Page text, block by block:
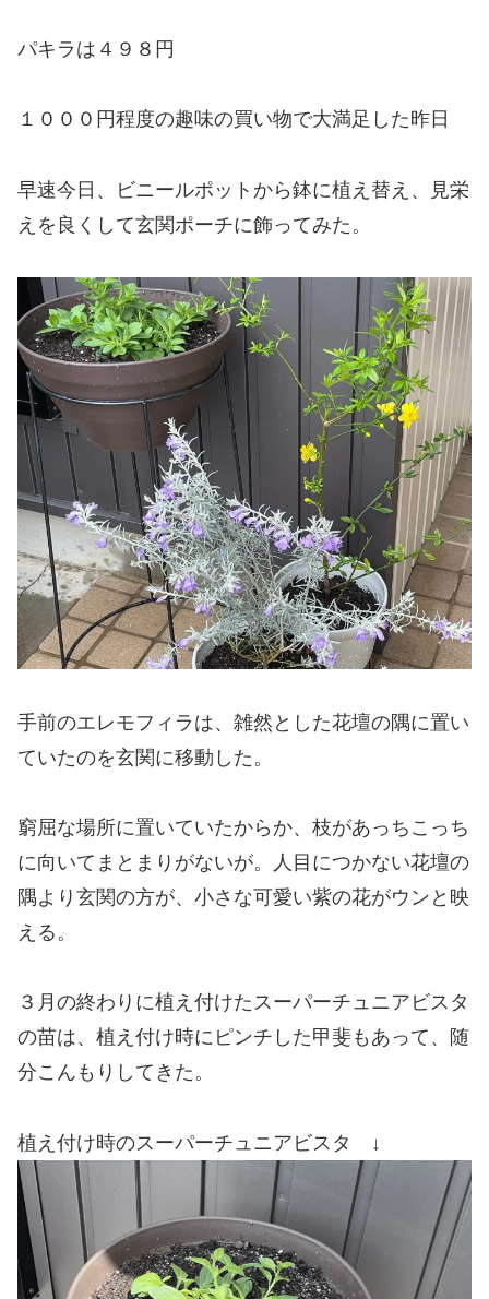
パキラは４９８円
１０００円程度の趣味の買い物で大満足した昨日
早速今日、ビニールポットから鉢に植え替え、見栄
えを良くして玄関ポーチに飾ってみた。
手前のエレモフィラは、雑然とした花壇の隅に置い
ていたのを玄関に移動した。
窮屈な場所に置いていたからか、枝があっちこっち
に向いてまとまりがないが。人目につかない花壇の
隅より玄関の方が、小さな可愛い紫の花がウンと映
える。
３月の終わりに植え付けたスーパーチュニアビスタ
の苗は、植え付け時にピンチした甲斐もあって、随
分こんもりしてきた。
植え付け時のスーパーチュニアビスタ ↓